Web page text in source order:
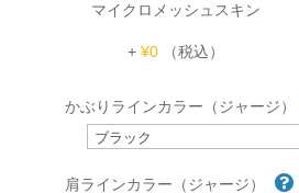
マイクロメッシュスキン
+ ¥0 （税込）
かぶりラインカラー（ジャージ）
肩ラインカラー（ジャージ）